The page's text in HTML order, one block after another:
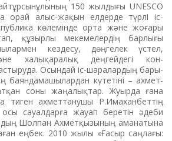
150 жылдығы UNESCO
орай алыс-жақын елдерде түрлі іс-
кө­­­лемінде орта және жоғары
құзырлы ме­кемелердің барлығы
кездесу, дөң­­­гелек үстел,
халықаралық деңгейдегі кон­­­
Осын­дай іс-шаралардың ба­ры­
баян­да­машылардан күтетіні – ахмет­
соны жа­ңа­лықтар. Жуырда ғана
тиген ахметтану­шы Р.Имаханбеттің
сауал­дарға жа­уап беретін әдеби
Шолпан Ахмет­қы­зының аманатына
еңбек. 2010 жылы «Ғасыр саңлағы: